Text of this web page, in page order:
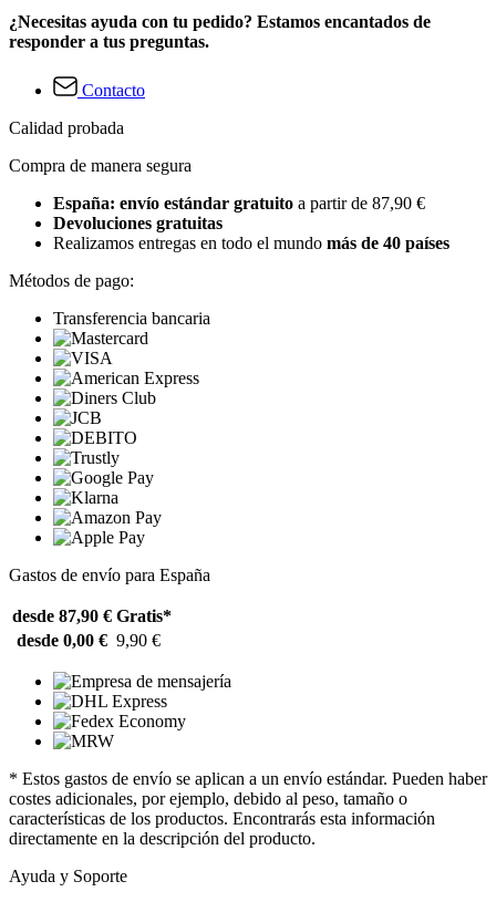
¿Necesitas ayuda con tu pedido? Estamos encantados de
responder a tus preguntas.
Contacto
Calidad probada
Compra de manera segura
España: envío estándar gratuito a partir de 87,90 €
Devoluciones gratuitas
Realizamos entregas en todo el mundo más de 40 países
Métodos de pago:
Transferencia bancaria
Gastos de envío para España
desde 87,90 € Gratis*
desde 0,00 € 9,90 €
* Estos gastos de envío se aplican a un envío estándar. Pueden haber
costes adicionales, por ejemplo, debido al peso, tamaño o
características de los productos. Encontrarás esta información
directamente en la descripción del producto.
Ayuda y Soporte